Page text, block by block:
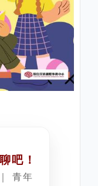
吧！
青年